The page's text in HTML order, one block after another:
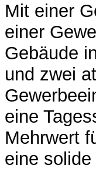
Mit einer
einer
Gebäude
und zwei
eine
Mehrwert
eine